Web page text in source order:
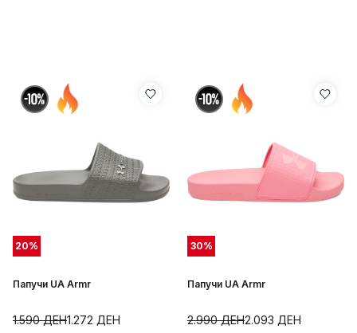
20%
Папучи UA Armr
1.272 ДЕН
1.590ДЕН
30%
Папучи UA Armr
2.093 ДЕН
2.990ДЕН